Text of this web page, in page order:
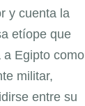
y cuenta la
etíope que
a Egipto como
militar,
entre su